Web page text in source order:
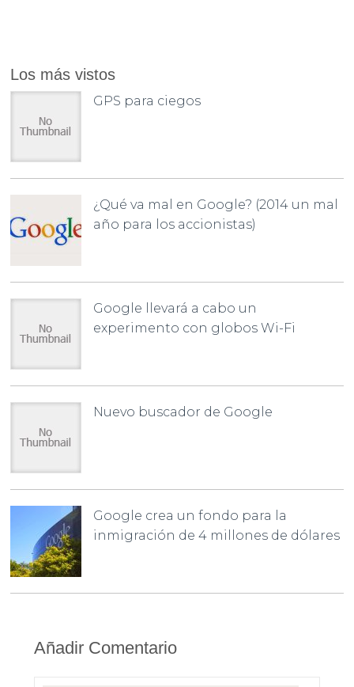
Los más vistos
GPS para ciegos
¿Qué va mal en Google? (2014 un mal
año para los accionistas)
Google llevará a cabo un
experimento con globos Wi-Fi
Nuevo buscador de Google
Google crea un fondo para la
inmigración de 4 millones de dólares
Añadir Comentario